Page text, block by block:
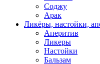
Соджу
Арак
Ликёры, настойки,
Аперитив
Ликеры
Настойки
Бальзам